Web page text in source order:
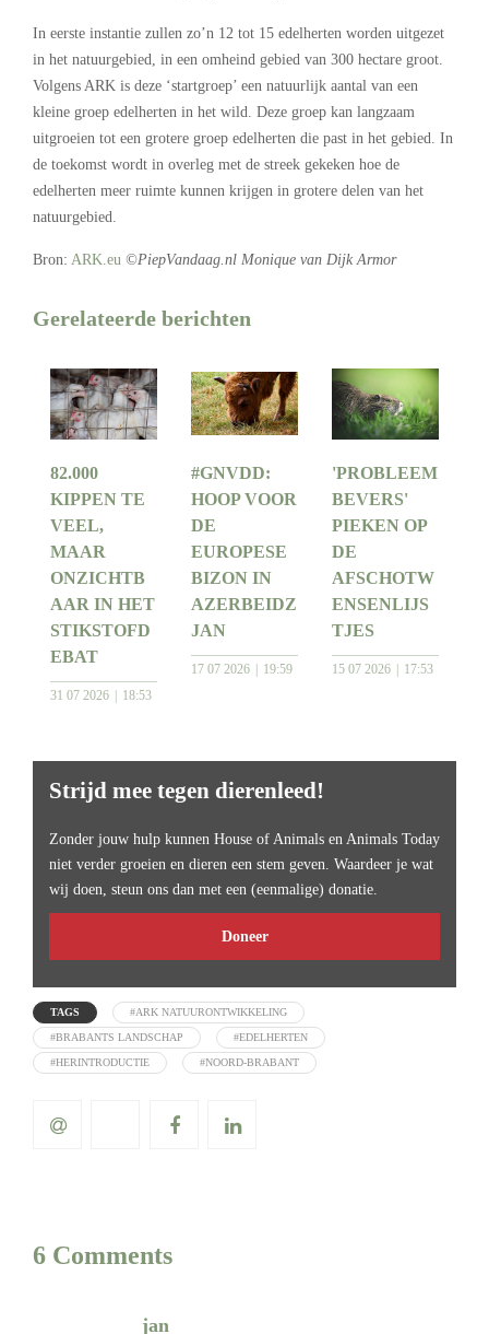
In eerste instantie zullen zo’n 12 tot 15 edelherten worden uitgezet
in het natuurgebied, in een omheind gebied van 300 hectare groot.
Volgens ARK is deze ‘startgroep’ een natuurlijk aantal van een
kleine groep edelherten in het wild. Deze groep kan langzaam
uitgroeien tot een grotere groep edelherten die past in het gebied. In
de toekomst wordt in overleg met de streek gekeken hoe de
edelherten meer ruimte kunnen krijgen in grotere delen van het
natuurgebied.
Bron: ARK.eu ©PiepVandaag.nl Monique van Dijk Armor
Gerelateerde berichten
82.000
KIPPEN TE
VEEL,
MAAR
ONZICHTB
AAR IN HET
STIKSTOFD
EBAT
31 07 2026 18:53
#GNVDD:
HOOP VOOR
DE
EUROPESE
BIZON IN
AZERBEIDZ
JAN
17 07 2026 19:59
'PROBLEEM
BEVERS'
PIEKEN OP
DE
AFSCHOTW
ENSENLIJS
TJES
15 07 2026 17:53
Strijd mee tegen dierenleed!
Zonder jouw hulp kunnen House of Animals en Animals Today
niet verder groeien en dieren een stem geven. Waardeer je wat
wij doen, steun ons dan met een (eenmalige) donatie.
Doneer
TAGS #ARK NATUURONTWIKKELING
#BRABANTS LANDSCHAP #EDELHERTEN
#HERINTRODUCTIE #NOORD-BRABANT
6 Comments
jan